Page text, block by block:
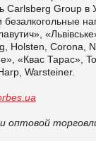
Carlsberg Group в
безалкогольные
Holsten, Corona,
«Квас Тарас»,
Warsteiner.
оптовой